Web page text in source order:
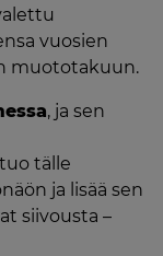
vuosien
muototakuun.
, ja sen
tälle
ja lisää sen
siivousta –